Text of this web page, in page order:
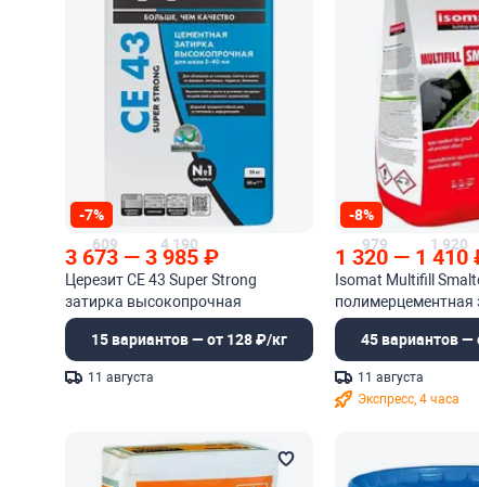
-7%
609
3 673 — 4 190
3 985₽
Церезит CE 43 Super Strong
затирка высокопрочная
эластичная для широких швов
15 вариантов — от 128 ₽/кг
11 августа
-8%
979
1 320 — 1 920
1 410
Isomat Multifill
полимерцементная
швов
45 вариантов —
11 августа
Экспресс, 4 часа